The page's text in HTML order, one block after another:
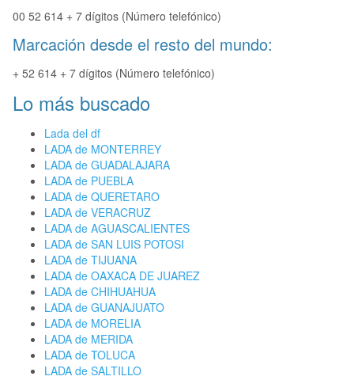
00 52 614 + 7 dígitos (Número telefónico)
Marcación desde el resto del mundo:
+ 52 614 + 7 dígitos (Número telefónico)
Lo más buscado
Lada del df
LADA de MONTERREY
LADA de GUADALAJARA
LADA de PUEBLA
LADA de QUERETARO
LADA de VERACRUZ
LADA de AGUASCALIENTES
LADA de SAN LUIS POTOSI
LADA de TIJUANA
LADA de OAXACA DE JUAREZ
LADA de CHIHUAHUA
LADA de GUANAJUATO
LADA de MORELIA
LADA de MERIDA
LADA de TOLUCA
LADA de SALTILLO